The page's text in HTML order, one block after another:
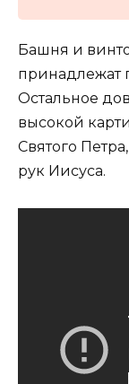
Башня и
принадлежат
Остальное
высокой
Святого
рук Иисуса.